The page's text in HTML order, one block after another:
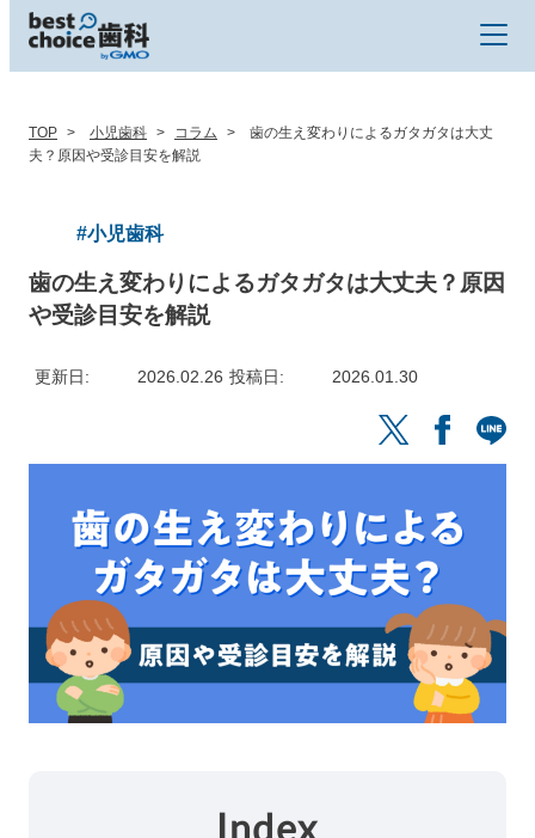
TOP 小児歯科 コラム
歯の生え変わりによるガタガタは大丈
夫？原因や受診目安を解説
#小児歯科
歯の生え変わりによるガタガタは大丈夫？原因
や受診目安を解説
更新日 2026.02.26 投稿日 2026.01.30